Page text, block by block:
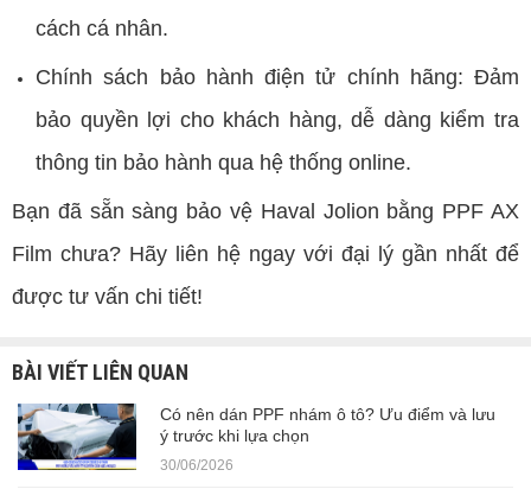
cách cá nhân.
Chính sách bảo hành điện tử chính hãng: Đảm
bảo quyền lợi cho khách hàng, dễ dàng kiểm tra
thông tin bảo hành qua hệ thống online.
Bạn đã sẵn sàng bảo vệ Haval Jolion bằng PPF AX
Film chưa? Hãy liên hệ ngay với đại lý gần nhất để
được tư vấn chi tiết!
BÀI VIẾT LIÊN QUAN
Có nên dán PPF nhám ô tô? Ưu điểm và lưu
ý trước khi lựa chọn
30/06/2026